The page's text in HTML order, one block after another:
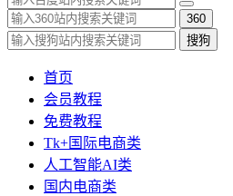
360
搜狗
首页
会员教程
免费教程
Tk+国际电商类
人工智能AI类
国内电商类